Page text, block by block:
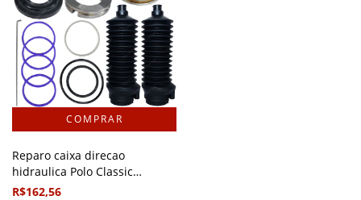
Reparo caixa direcao
hidraulica Polo Classic
1997/2002
R$162,56